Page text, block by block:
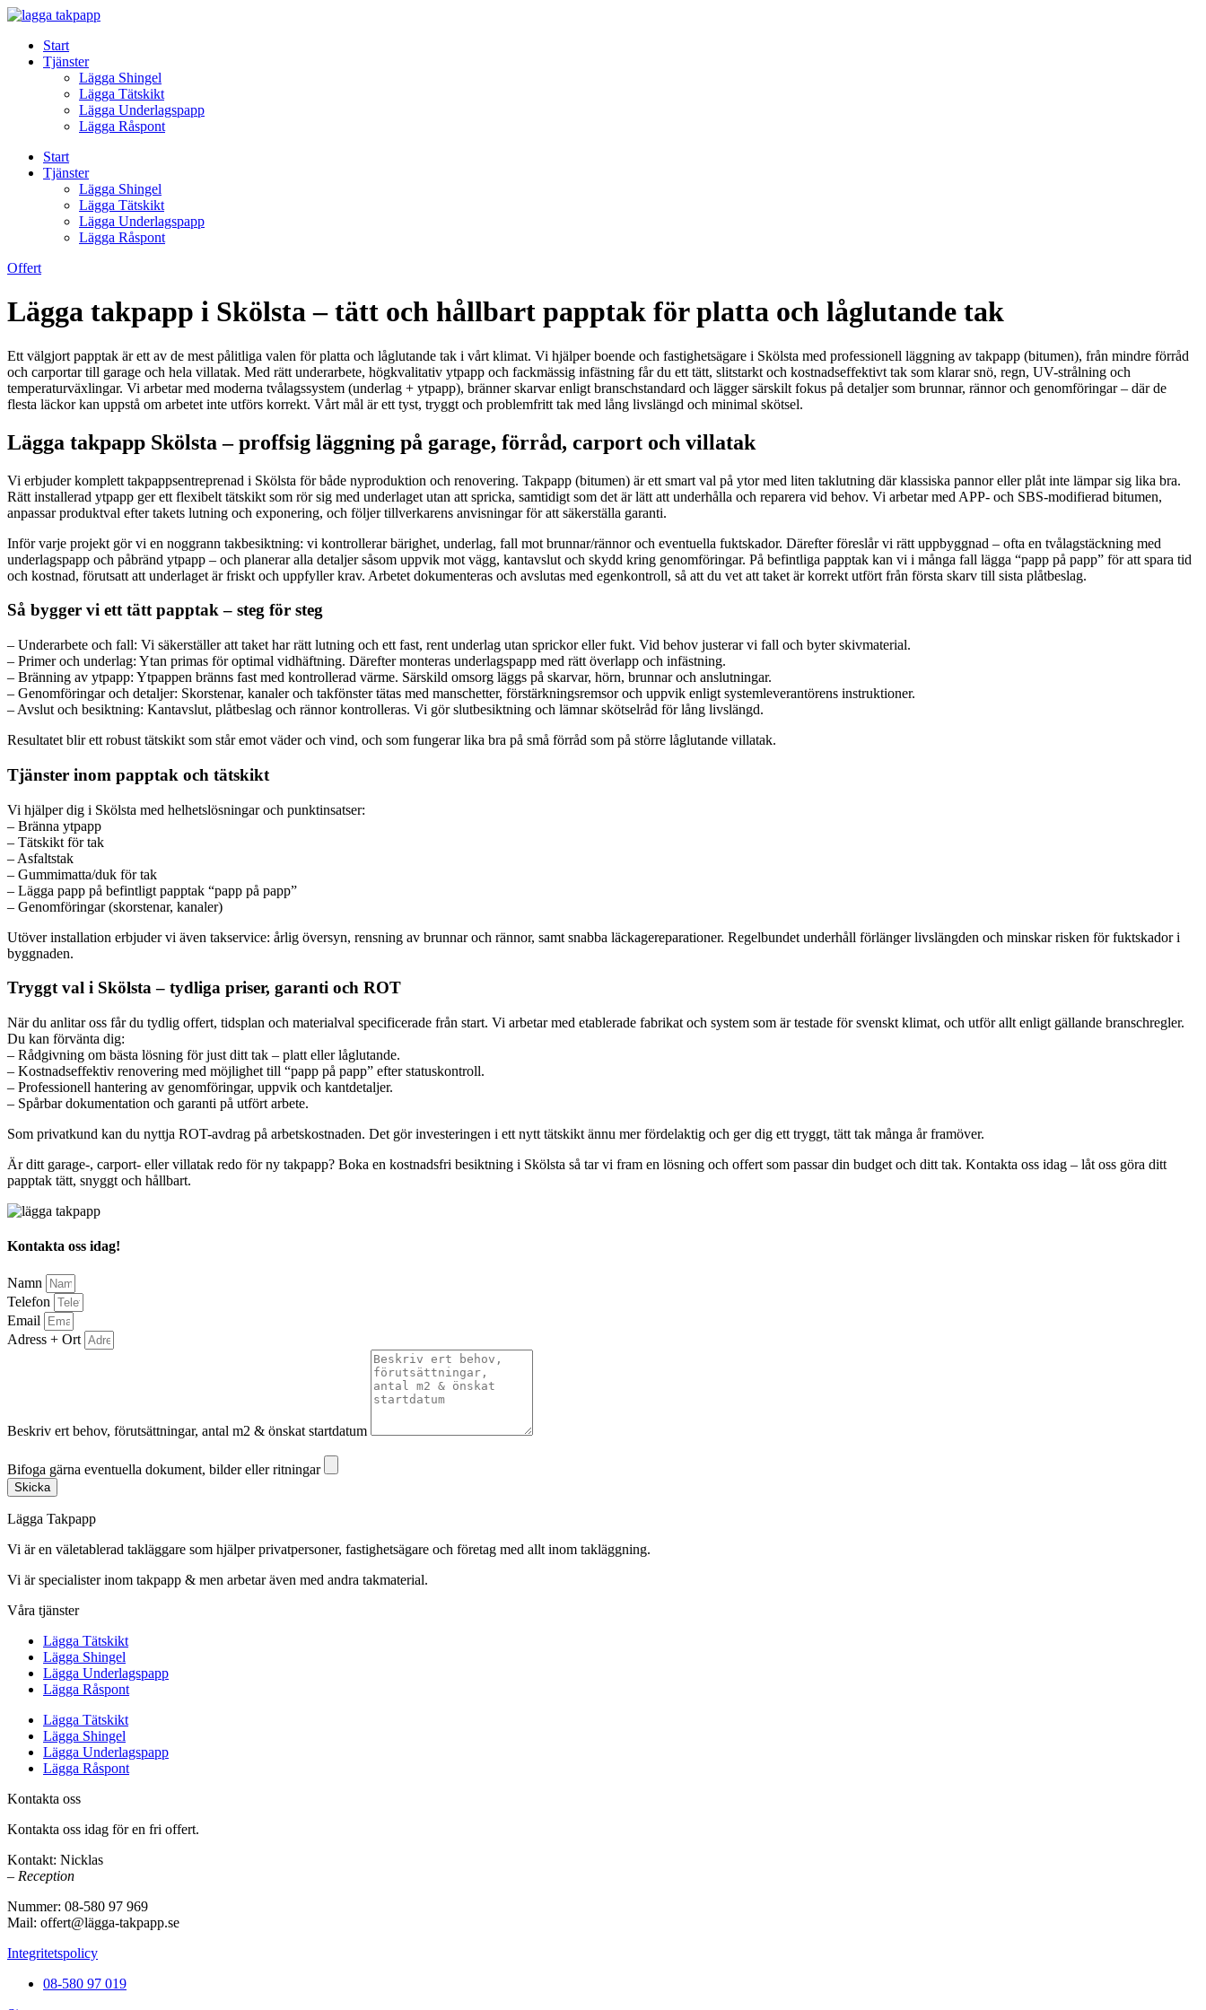
Skip
contentStart
Tjänster
Lägga Shingel
Lägga Tätskikt
Lägga Underlagspapp
Lägga Råspont
Start
Tjänster
Lägga Shingel
Lägga Tätskikt
Lägga Underlagspapp
Lägga Råspont
Offert
Lägga takpapp i Skölsta – tätt och hållbart papptak för platta och låglutande tak
Ett välgjort papptak är ett av de mest pålitliga valen för platta och låglutande tak i vårt klimat. Vi hjälper boende och fastighetsägare i Skölsta med professionell läggning av takpapp (bitumen), från mindre förråd
och carportar till garage och hela villatak. Med rätt underarbete, högkvalitativ ytpapp och fackmässig infästning får du ett tätt, slitstarkt och kostnadseffektivt tak som klarar snö, regn, UV-strålning och
temperaturväxlingar. Vi arbetar med moderna tvålagssystem (underlag + ytpapp), bränner skarvar enligt branschstandard och lägger särskilt fokus på detaljer som brunnar, rännor och genomföringar – där de
flesta läckor kan uppstå om arbetet inte utförs korrekt. Vårt mål är ett tyst, tryggt och problemfritt tak med lång livslängd och minimal skötsel.
Lägga takpapp Skölsta – proffsig läggning på garage, förråd, carport och villatak
Vi erbjuder komplett takpappsentreprenad i Skölsta för både nyproduktion och renovering. Takpapp (bitumen) är ett smart val på ytor med liten taklutning där klassiska pannor eller plåt inte lämpar sig lika bra.
Rätt installerad ytpapp ger ett flexibelt tätskikt som rör sig med underlaget utan att spricka, samtidigt som det är lätt att underhålla och reparera vid behov. Vi arbetar med APP- och SBS-modifierad bitumen,
anpassar produktval efter takets lutning och exponering, och följer tillverkarens anvisningar för att säkerställa garanti.
Inför varje projekt gör vi en noggrann takbesiktning: vi kontrollerar bärighet, underlag, fall mot brunnar/rännor och eventuella fuktskador. Därefter föreslår vi rätt uppbyggnad – ofta en tvålagstäckning med
underlagspapp och påbränd ytpapp – och planerar alla detaljer såsom uppvik mot vägg, kantavslut och skydd kring genomföringar. På befintliga papptak kan vi i många fall lägga “papp på papp” för att spara tid
och kostnad, förutsatt att underlaget är friskt och uppfyller krav. Arbetet dokumenteras och avslutas med egenkontroll, så att du vet att taket är korrekt utfört från första skarv till sista plåtbeslag.
Så bygger vi ett tätt papptak – steg för steg
– Underarbete och fall: Vi säkerställer att taket har rätt lutning och ett fast, rent underlag utan sprickor eller fukt. Vid behov justerar vi fall och byter skivmaterial.
– Primer och underlag: Ytan primas för optimal vidhäftning. Därefter monteras underlagspapp med rätt överlapp och infästning.
– Bränning av ytpapp: Ytpappen bränns fast med kontrollerad värme. Särskild omsorg läggs på skarvar, hörn, brunnar och anslutningar.
– Genomföringar och detaljer: Skorstenar, kanaler och takfönster tätas med manschetter, förstärkningsremsor och uppvik enligt systemleverantörens instruktioner.
– Avslut och besiktning: Kantavslut, plåtbeslag och rännor kontrolleras. Vi gör slutbesiktning och lämnar skötselråd för lång livslängd.
Resultatet blir ett robust tätskikt som står emot väder och vind, och som fungerar lika bra på små förråd som på större låglutande villatak.
Tjänster inom papptak och tätskikt
Vi hjälper dig i Skölsta med helhetslösningar och punktinsatser:
– Bränna ytpapp
– Tätskikt för tak
– Asfaltstak
– Gummimatta/duk för tak
– Lägga papp på befintligt papptak “papp på papp”
– Genomföringar (skorstenar, kanaler)
Utöver installation erbjuder vi även takservice: årlig översyn, rensning av brunnar och rännor, samt snabba läckagereparationer. Regelbundet underhåll förlänger livslängden och minskar risken för fuktskador i
byggnaden.
Tryggt val i Skölsta – tydliga priser, garanti och ROT
När du anlitar oss får du tydlig offert, tidsplan och materialval specificerade från start. Vi arbetar med etablerade fabrikat och system som är testade för svenskt klimat, och utför allt enligt gällande branschregler.
Du kan förvänta dig:
– Rådgivning om bästa lösning för just ditt tak – platt eller låglutande.
– Kostnadseffektiv renovering med möjlighet till “papp på papp” efter statuskontroll.
– Professionell hantering av genomföringar, uppvik och kantdetaljer.
– Spårbar dokumentation och garanti på utfört arbete.
Som privatkund kan du nyttja ROT-avdrag på arbetskostnaden. Det gör investeringen i ett nytt tätskikt ännu mer fördelaktig och ger dig ett tryggt, tätt tak många år framöver.
Är ditt garage-, carport- eller villatak redo för ny takpapp? Boka en kostnadsfri besiktning i Skölsta så tar vi fram en lösning och offert som passar din budget och ditt tak. Kontakta oss idag – låt oss göra ditt
papptak tätt, snyggt och hållbart.
Kontakta oss idag!
Namn
Telefon
Email
Adress + Ort
Beskriv ert behov, förutsättningar, antal m2 & önskat startdatum
Bifoga gärna eventuella dokument, bilder eller ritningar
Skicka
Lägga Takpapp
Vi är en väletablerad takläggare som hjälper privatpersoner, fastighetsägare och företag med allt inom takläggning.
Vi är specialister inom takpapp & men arbetar även med andra takmaterial.
Våra tjänster
Lägga Tätskikt
Lägga Shingel
Lägga Underlagspapp
Lägga Råspont
Lägga Tätskikt
Lägga Shingel
Lägga Underlagspapp
Lägga Råspont
Kontakta oss
Kontakta oss idag för en fri offert.
Kontakt: Nicklas
– Reception
Nummer: 08-580 97 969
Mail: offert@lägga-takpapp.se
Integritetspolicy
08-580 97 019